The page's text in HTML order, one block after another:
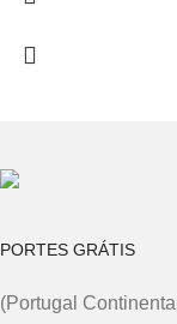
PORTES GRÁTIS
(Portugal